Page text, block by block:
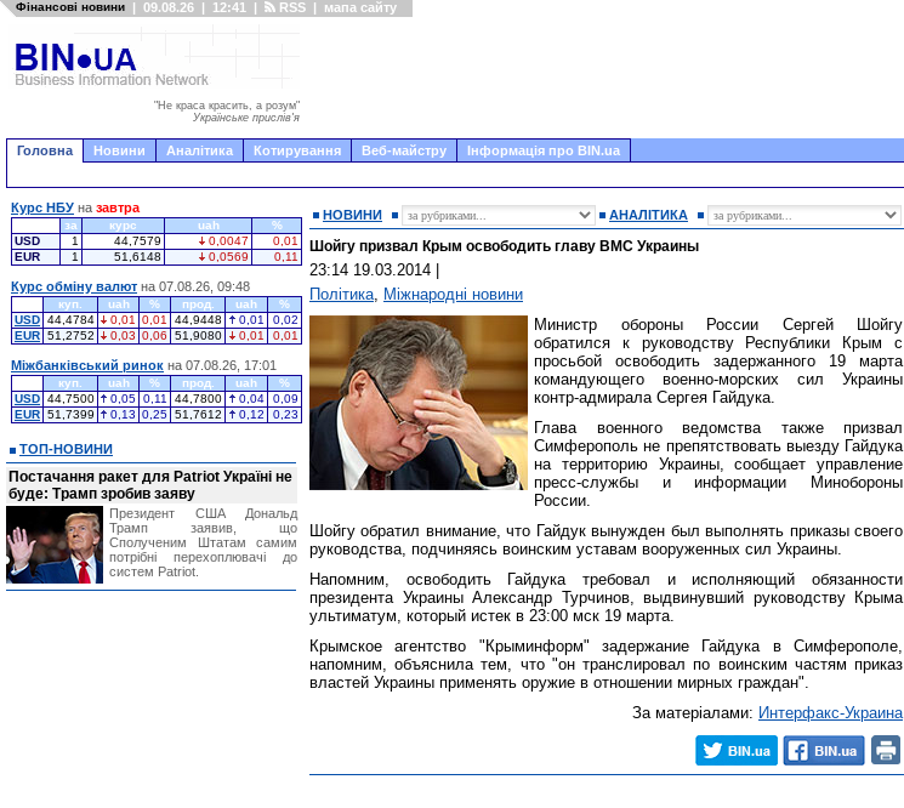
Фінансові новини | 09.08.26 | 12:41 | RSS | мапа сайту
"Не краса красить, а розум"
Українське прислів'я
Головна Новини Аналітика Котирування Веб-майстру Інформація про BIN.ua
НОВИНИ АНАЛІТИКА
Шойгу призвал Крым освободить главу ВМС Украины
23:14 19.03.2014
Політика, Міжнародні новини
Министр обороны России Сергей Шойгу
обратился к руководству Республики Крым с
просьбой освободить задержанного 19 марта
командующего военно-морских сил Украины
контр-адмирала Сергея Гайдука.
Глава военного ведомства также призвал
Симферополь не препятствовать выезду Гайдука
на территорию Украины, сообщает управление
пресс-службы и информации Минобороны
России.
Шойгу обратил внимание, что Гайдук вынужден был выполнять приказы своего
руководства, подчиняясь воинским уставам вооруженных сил Украины.
Напомним, освободить Гайдука требовал и исполняющий обязанности
президента Украины Александр Турчинов, выдвинувший руководству Крыма
ультиматум, который истек в 23:00 мск 19 марта.
Крымское агентство "Крыминформ" задержание Гайдука в Симферополе,
напомним, объяснила тем, что "он транслировал по воинским частям приказ
властей Украины применять оружие в отношении мирных граждан".
За матеріалами: Интерфакс-Украина
Курс НБУ на завтра
за курс uah
%
USD
1 44,7579 0,0047
0,01
EUR
1 51,6148 0,0569 0,11
Курс обміну валют на 07.08.26, 09:48
куп. uah % прод. uah
%
USD 44,4784 0,01 0,01 44,9448 0,01
0,02
EUR 51,2752 0,03 0,06 51,9080 0,01 0,01
Міжбанківський ринок на 07.08.26, 17:01
куп. uah % прод. uah
%
USD 44,7500 0,05 0,11 44,7800 0,04
0,09
EUR 51,7399 0,13 0,25 51,7612 0,12 0,23
ТОП-НОВИНИ
Постачання ракет для Patriot Україні не
буде: Трамп зробив заяву
Президент США Дональд
Трамп заявив, що
Сполученим Штатам самим
потрібні перехоплювачі до
систем Patriot.